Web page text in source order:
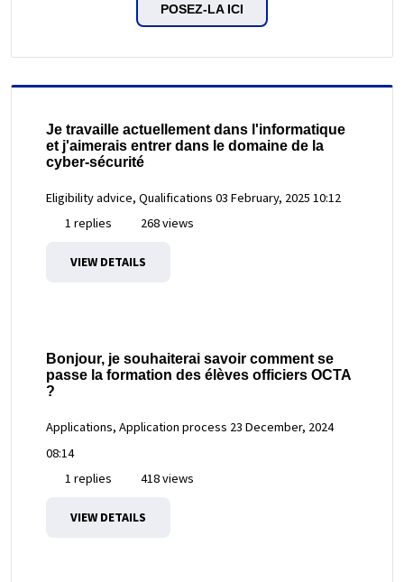
POSEZ-LA ICI
Je travaille actuellement dans l'informatique
et j'aimerais entrer dans le domaine de la
cyber-sécurité
Eligibility advice, Qualifications 03 February, 2025 10:12
1 replies
268 views
VIEW DETAILS
Bonjour, je souhaiterai savoir comment se
passe la formation des élèves officiers OCTA
?
Applications, Application process 23 December, 2024
08:14
1 replies
418 views
VIEW DETAILS